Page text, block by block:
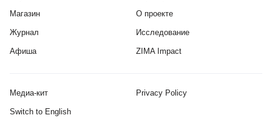
Магазин
Журнал
Афиша
О проекте
Исследование
ZIMA Impact
Медиа-кит Privacy Policy
Switch to English